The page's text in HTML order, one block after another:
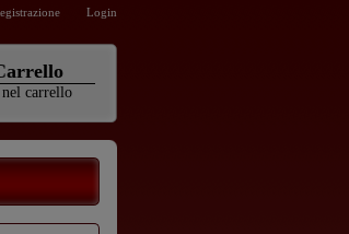
Login
nel carrello